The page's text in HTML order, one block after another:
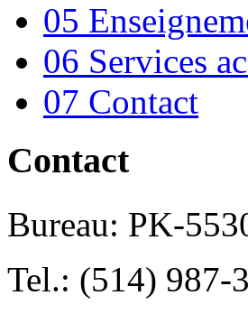
05
06 Services
07 Contact
Contact
Bureau: PK-
Tel.: (514) 987-